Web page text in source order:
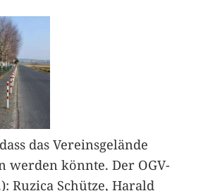
das Vereinsgelände
werden könnte. Der OGV-
Ruzica Schütze, Harald